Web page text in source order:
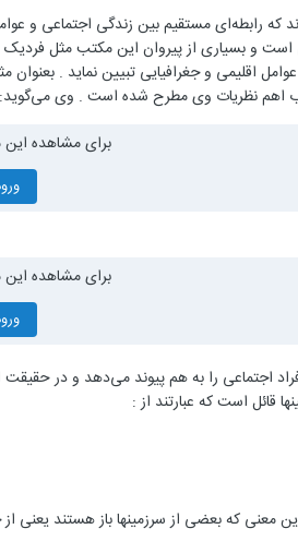
که رابطه‌ای مستقیم بین زندگی اجتماعی و
و بسیاری از پیروان این مکتب مثل فردیک
اهم نظریات وی مطرح شده است . وی می‌گوید:
برای مشاهده این
برای مشاهده این
اجتماعی را به هم پیوند می‌دهد و در
قائل است که عبارتند از :
معنی که بعضی از سرزمینها باز هستند